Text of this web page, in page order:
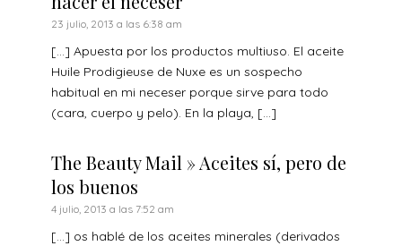
23 julio, 2013 a las 6:38 am
[…] Apuesta por los productos multiuso. El aceite
Huile Prodigieuse de Nuxe es un sospecho
habitual en mi neceser porque sirve para todo
(cara, cuerpo y pelo). En la playa, […]
The Beauty Mail » Aceites sí, pero de
los buenos
4 julio, 2013 a las 7:52 am
[…] os hablé de los aceites minerales (derivados